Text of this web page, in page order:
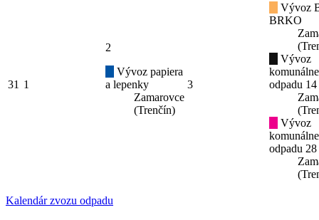
31 1
2
Vývoz papiera
a lepenky
Zamarovce
(Trenčín)
3
Vývoz
BRKO
Vývoz
odpadu
Vývoz
odpadu
Kalendár zvozu odpadu